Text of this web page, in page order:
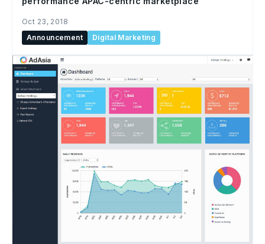
Oct 23, 2018
Announcement
Digital Marketing